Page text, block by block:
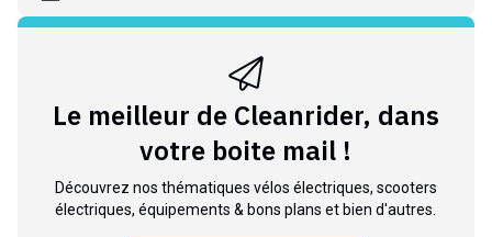
Le meilleur de Cleanrider, dans
votre boite mail !
Découvrez nos thématiques vélos électriques, scooters
électriques, équipements & bons plans et bien d'autres.